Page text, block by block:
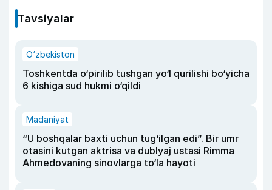
Tavsiyalar
O‘zbekiston
Toshkentda o‘pirilib tushgan yo‘l qurilishi bo‘yicha
6 kishiga sud hukmi o‘qildi
Madaniyat
“U boshqalar baxti uchun tug‘ilgan edi”. Bir umr
otasini kutgan aktrisa va dublyaj ustasi Rimma
Ahmedovaning sinovlarga to‘la hayoti